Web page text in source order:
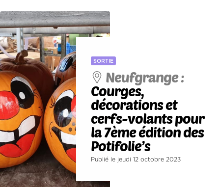
SORTIE
Neufgrange :
Courges,
décorations et
cerfs-volants pour
la 7ème édition des
Potifolie’s
Publié le jeudi 12 octobre 2023